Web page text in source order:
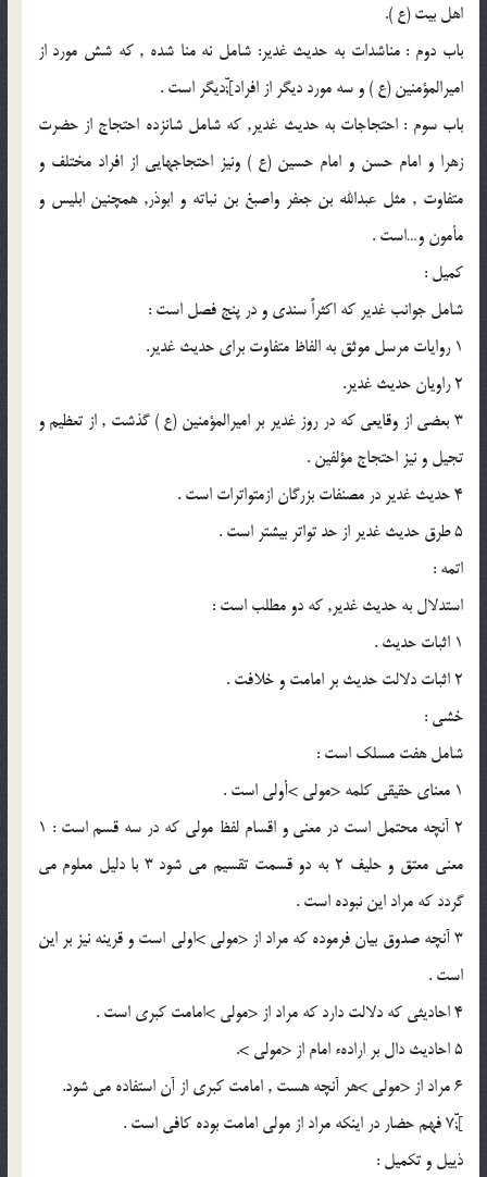
اهل بيت (ع ).
باب دوم : مناشدات به حديث غدير: شامل نه منا شده , كه شش مورد از
اميرالمؤمنين (ع ) و سه مورد ديگر از افراد];ّّديگر است .
باب سوم : احتجاجات به حديث غدير, كه شامل شانزده احتجاج از حضرت
زهرا و امام حسن و امام حسين (ع ) ونيز احتجاجهايى از افراد مختلف و
متفاوت , مثل عبدالله بن جعفر واصبغ بن نباته و ابوذر, همچنين ابليس و
مأمون و…است .
كميل :
شامل جوانب غدير كه اكثراً سندى و در پنج فصل است :
1 روايات مرسل موثق به الفاظ متفاوت براى حديث غدير.
2 راويان حديث غدير.
3 بعضى از وقايعى كه در روز غدير بر اميرالمؤمنين (ع ) گذشت , از تعظيم و
تجيل و نيز احتجاج مؤلفين .
4 حديث غدير در مصنفات بزرگان ازمتواترات است .
5 طرق حديث غدير از حد تواتر بيشتر است .
اتمه :
استدلال به حديث غدير, كه دو مطلب است :
1 اثبات حديث .
2 اثبات دلالت حديث بر امامت و خلافت .
خشى :
شامل هفت مسلك است :
1 معناى حقيقى كلمه <مولى >أولى است .
2 آنچه محتمل است در معنى و اقسام لفظ مولى كه در سه قسم است : 1
معنى معتق و حليف 2 به دو قسمت تقسيم مى شود 3 با دليل معلوم مى
گردد كه مراد اين نبوده است .
3 آنچه صدوق بيان فرموده كه مراد از <مولى >اولى است و قرينه نيز بر اين
است .
4 احاديثى كه دلالت دارد كه مراد از <مولى >امامت كبرى است .
5 احاديث دال بر ارادهء امام از <مولى >.
6 مراد از <مولى >هر آنچه هست , امامت كبرى از آن استفاده مى شود.
];ّّ7 فهم حضار در اينكه مراد از مولى امامت بوده كافى است .
ذييل و تكميل :